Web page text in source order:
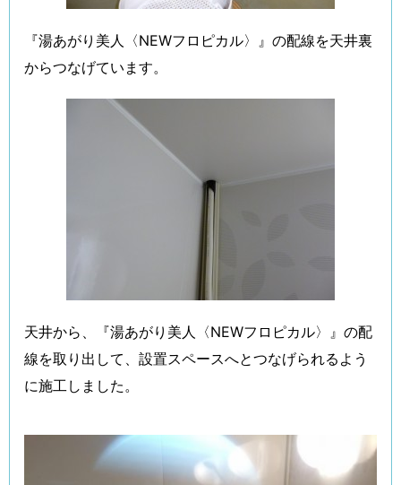
『湯あがり美人〈NEWフロピカル〉』の配線を天井裏
からつなげています。
天井から、『湯あがり美人〈NEWフロピカル〉』の配
線を取り出して、設置スペースへとつなげられるよう
に施工しました。